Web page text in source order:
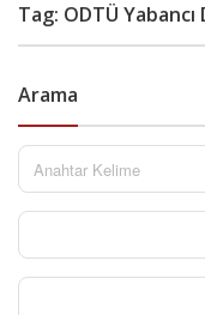
Tag: ODTÜ
Arama